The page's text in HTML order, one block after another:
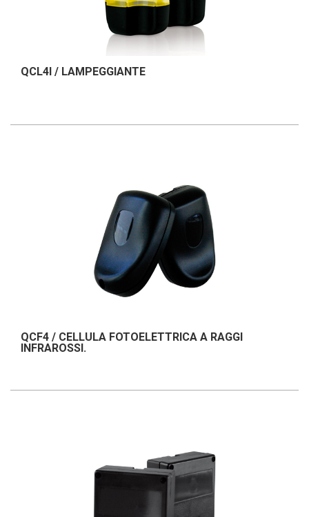
QCL4I / LAMPEGGIANTE
QCF4 / CELLULA FOTOELETTRICA A RAGGI
INFRAROSSI.